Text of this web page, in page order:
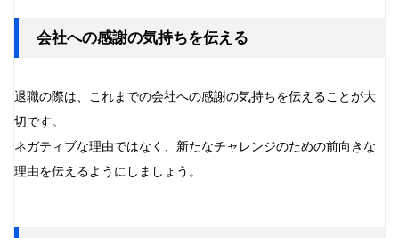
会社への感謝の気持ちを伝える
退職の際は、これまでの会社への感謝の気持ちを伝えることが大
切です。
ネガティブな理由ではなく、新たなチャレンジのための前向きな
理由を伝えるようにしましょう。